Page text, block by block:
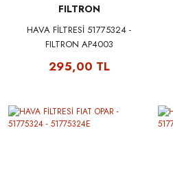
FILTRON
HAVA FİLTRESİ 51775324 -
FILTRON AP4003
295,00 TL